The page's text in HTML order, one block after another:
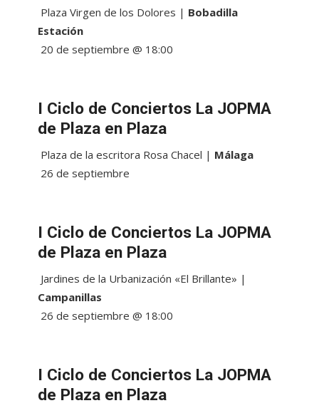
Plaza Virgen de los Dolores | Bobadilla
Estación
20 de septiembre @ 18:00
I Ciclo de Conciertos La JOPMA
de Plaza en Plaza
Plaza de la escritora Rosa Chacel | Málaga
26 de septiembre
I Ciclo de Conciertos La JOPMA
de Plaza en Plaza
Jardines de la Urbanización «El Brillante» |
Campanillas
26 de septiembre @ 18:00
I Ciclo de Conciertos La JOPMA
de Plaza en Plaza